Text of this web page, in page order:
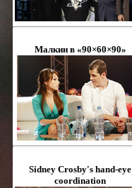
Малкин в «90×60×90»
Sidney Crosby's hand-eye
coordination